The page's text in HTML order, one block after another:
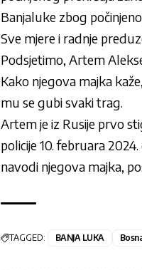
Banjaluke zbog
Sve mjere i radnje
Podsjetimo, Artem
Kako njegova majka
mu se gubi svaki trag.
Artem je iz Rusije prvo
policije 10. februara
navodi njegova majka,
TAGGED: BANJA LUKA